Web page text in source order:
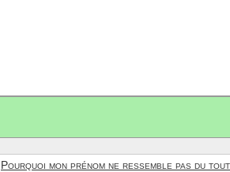
Pourquoi mon prénom ne ressemble pas du